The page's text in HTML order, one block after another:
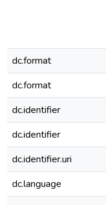
dc.format
dc.format
dc.identifier
dc.identifier
dc.identifier.uri
dc.language